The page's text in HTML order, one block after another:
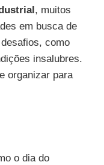
, muitos
em busca de
como
insalubres.
organizar para
o dia do